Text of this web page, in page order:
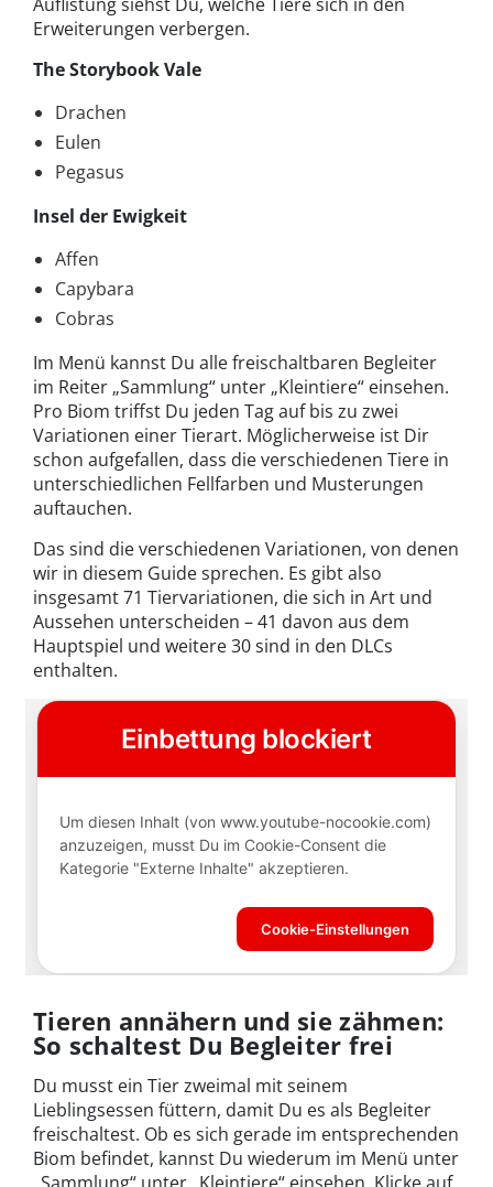
Erweiterungen verbergen.
The Storybook Vale
Drachen
Eulen
Pegasus
Insel der Ewigkeit
Affen
Capybara
Cobras
Im Menü kannst Du alle freischaltbaren Begleiter
im Reiter „Sammlung“ unter „Kleintiere“ einsehen.
Pro Biom triffst Du jeden Tag auf bis zu zwei
Variationen einer Tierart. Möglicherweise ist Dir
schon aufgefallen, dass die verschiedenen Tiere in
unterschiedlichen Fellfarben und Musterungen
auftauchen.
Das sind die verschiedenen Variationen, von denen
wir in diesem Guide sprechen. Es gibt also
insgesamt 71 Tiervariationen, die sich in Art und
Aussehen unterscheiden – 41 davon aus dem
Hauptspiel und weitere 30 sind in den DLCs
enthalten.
Tieren annähern und sie zähmen:
So schaltest Du Begleiter frei
Du musst ein Tier zweimal mit seinem
Lieblingsessen füttern, damit Du es als Begleiter
freischaltest. Ob es sich gerade im entsprechenden
Biom befindet, kannst Du wiederum im Menü unter